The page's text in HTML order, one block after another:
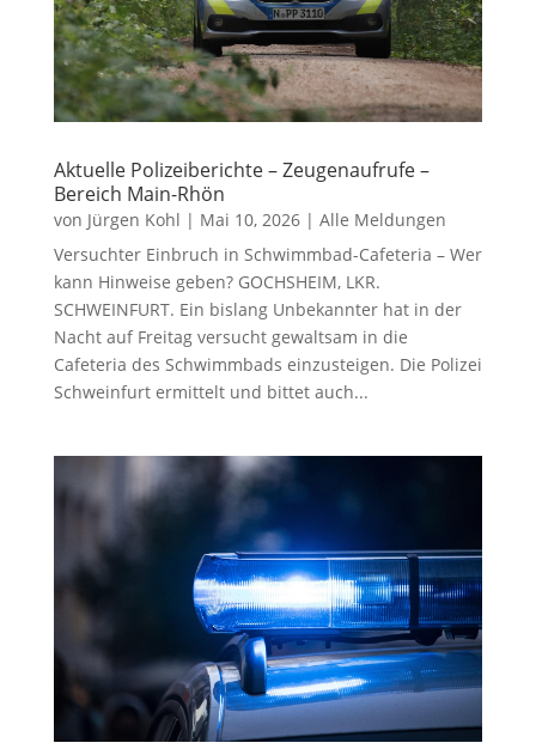
Aktuelle Polizeiberichte – Zeugenaufrufe –
Bereich Main-Rhön
von Jürgen Kohl | Mai 10, 2026| Alle Meldungen
Versuchter Einbruch in Schwimmbad-Cafeteria – Wer
kann Hinweise geben? GOCHSHEIM, LKR.
SCHWEINFURT. Ein bislang Unbekannter hat in der
Nacht auf Freitag versucht gewaltsam in die
Cafeteria des Schwimmbads einzusteigen. Die Polizei
Schweinfurt ermittelt und bittet auch...